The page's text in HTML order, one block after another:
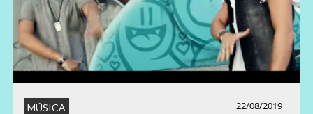
22/08/2019
MÚSICA